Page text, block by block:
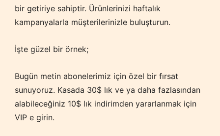
bir getiriye sahiptir. Ürünlerinizi haftalık
kampanyalarla müşterilerinizle buluşturun.
İşte güzel bir örnek;
Bugün metin abonelerimiz için özel bir fırsat
sunuyoruz. Kasada 30$ lık ve ya daha fazlasından
alabileceğiniz 10$ lık indirimden yararlanmak için
VIP e girin.